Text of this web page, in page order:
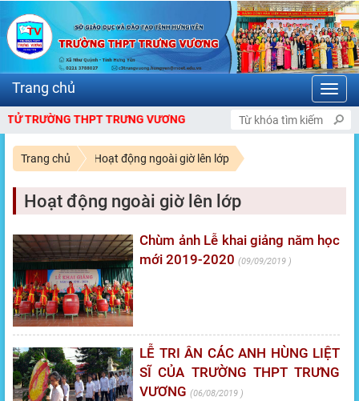
THPT TRƯNG VƯƠNG
Trang chủ Hoạt động ngoài giờ lên lớp
Hoạt động ngoài giờ lên lớp
Chùm ảnh Lễ khai giảng năm học
mới 2019-2020
09/09/2019
LỄ TRI ÂN CÁC ANH HÙNG LIỆT
SĨ CỦA TRƯỜNG THPT TRƯNG
VƯƠNG
06/08/2019